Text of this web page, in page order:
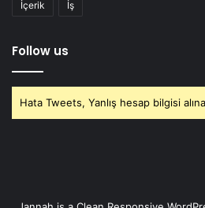
İçerik İş
Follow us
Hata Tweets, Yanlış hesap bilgisi